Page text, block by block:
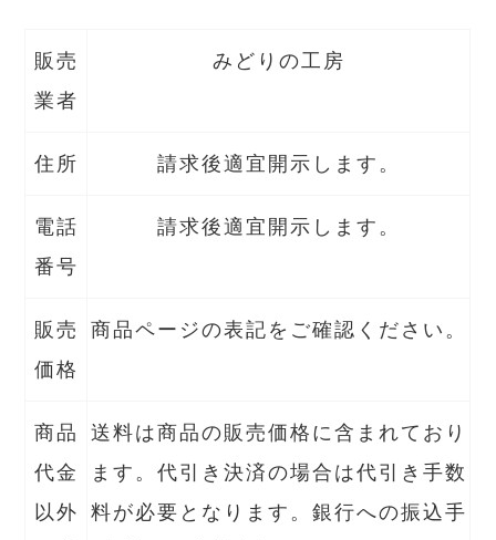
販売
業者
みどりの工房
住所 請求後適宜開示します。
電話
番号
請求後適宜開示します。
販売
価格
商品ページの表記をご確認ください。
商品
代金
以外
送料は商品の販売価格に含まれており
ます。代引き決済の場合は代引き手数
料が必要となります。銀行への振込手